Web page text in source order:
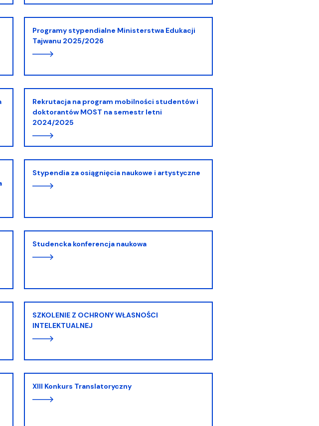
Programy stypendialne Ministerstwa Edukacji
Tajwanu 2025/2026
Rekrutacja na program mobilności studentów i
doktorantów MOST na semestr letni
2024/2025
Stypendia za osiągnięcia naukowe i artystyczne
Studencka konferencja naukowa
SZKOLENIE Z OCHRONY WŁASNOŚCI
INTELEKTUALNEJ
XIII Konkurs Translatoryczny